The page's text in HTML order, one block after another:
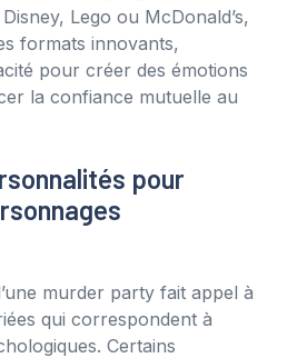
Lego ou McDonald’s,
formats innovants,
pour créer des émotions
la confiance mutuelle au
pour
murder party fait appel à
qui correspondent à
Certains